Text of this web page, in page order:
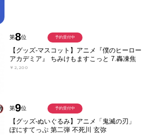
第8位
【グッズ-マスコット】アニメ『僕のヒーロー
アカデミア』 ちみけもますこっと 7.轟凍焦
￥2,200
予約受付中
第9位
【グッズ-ぬいぐるみ】アニメ「鬼滅の刃」
ぽにすてっぷ 第二弾 不死川 玄弥
予約受付中